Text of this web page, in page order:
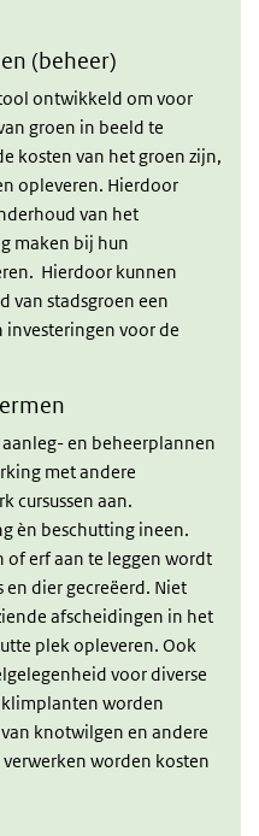
(beheer)
ontwikkeld om voor
groen in beeld te
kosten van het groen zijn,
opleveren. Hierdoor
van het
maken bij hun
Hierdoor kunnen
van stadsgroen een
voor de
en beheerplannen
met andere
cursussen aan.
èn beschutting ineen.
of erf aan te leggen wordt
dier gecreëerd. Niet
afscheidingen in het
plek opleveren. Ook
voor diverse
worden
knotwilgen en andere
worden kosten